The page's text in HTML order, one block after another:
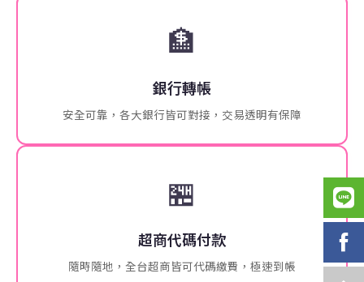
🏦
銀行轉帳
安全可靠，各大銀行皆可對接，交易透明有保障
🏪
超商代碼付款
隨時隨地，全台超商皆可代碼繳費，極速到帳